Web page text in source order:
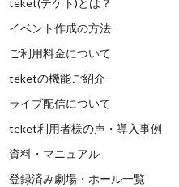
teket(テケト)とは？
イベント作成の方法
ご利用料金について
teketの機能ご紹介
ライブ配信について
teket利用者様の声・導入事例
資料・マニュアル
登録済み劇場・ホール一覧